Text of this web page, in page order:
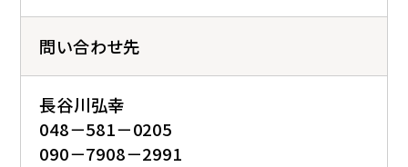
問い合わせ先
長谷川弘幸
048－581－0205
090－7908－2991